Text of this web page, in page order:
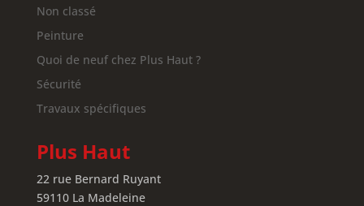
Non classé
Peinture
Quoi de neuf chez Plus Haut ?
Sécurité
Travaux spécifiques
Plus Haut
22 rue Bernard Ruyant
59110 La Madeleine